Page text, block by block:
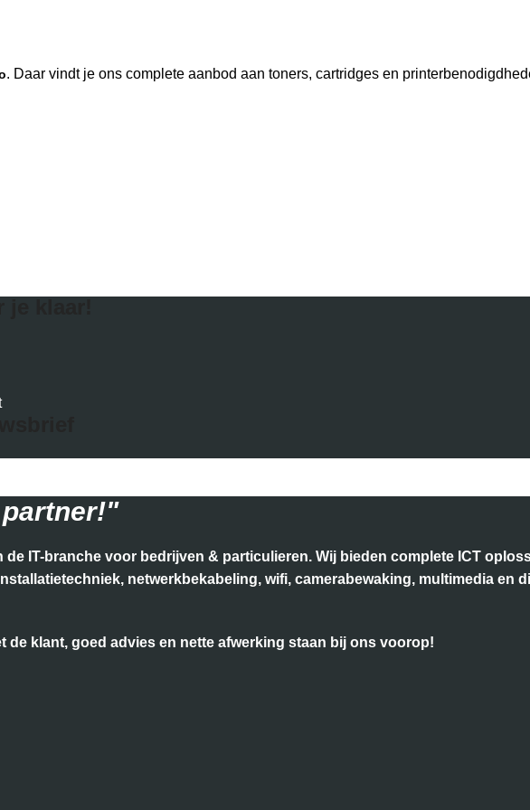
. Daar vindt je ons complete aanbod aan toners, cartridges en
partner!"
de IT-branche voor bedrijven & particulieren. Wij bieden complete ICT
netwerkbekabeling, wifi, camerabewaking, multimedia en
de klant, goed advies en nette afwerking staan bij ons voorop!